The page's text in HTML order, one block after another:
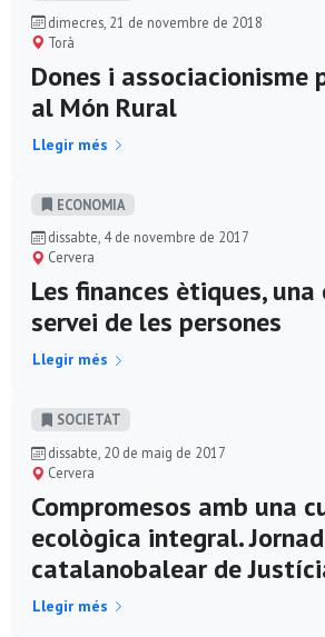
dimecres, 21 de novembre de 2018
Torà
Dones i associacionisme
al Món Rural
Llegir més
ECONOMIA
dissabte, 4 de novembre de 2017
Cervera
Les finances ètiques,
servei de les persones
Llegir més
SOCIETAT
dissabte, 20 de maig de 2017
Cervera
Compromesos amb una
ecològica integral.
catalanobalear de
Llegir més